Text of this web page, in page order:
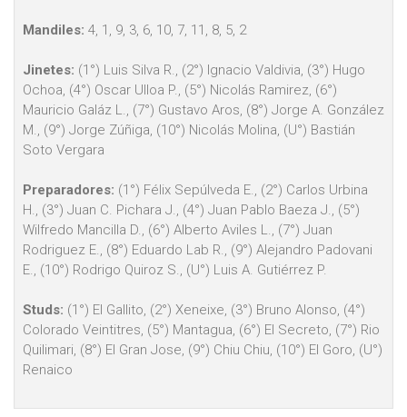
Mandiles: 4, 1, 9, 3, 6, 10, 7, 11, 8, 5, 2
Jinetes: (1°) Luis Silva R., (2°) Ignacio Valdivia, (3°) Hugo
Ochoa, (4°) Oscar Ulloa P., (5°) Nicolás Ramirez, (6°)
Mauricio Galáz L., (7°) Gustavo Aros, (8°) Jorge A. González
M., (9°) Jorge Zúñiga, (10°) Nicolás Molina, (U°) Bastián
Soto Vergara
Preparadores: (1°) Félix Sepúlveda E., (2°) Carlos Urbina
H., (3°) Juan C. Pichara J., (4°) Juan Pablo Baeza J., (5°)
Wilfredo Mancilla D., (6°) Alberto Aviles L., (7°) Juan
Rodriguez E., (8°) Eduardo Lab R., (9°) Alejandro Padovani
E., (10°) Rodrigo Quiroz S., (U°) Luis A. Gutiérrez P.
Studs: (1°) El Gallito, (2°) Xeneixe, (3°) Bruno Alonso, (4°)
Colorado Veintitres, (5°) Mantagua, (6°) El Secreto, (7°) Rio
Quilimari, (8°) El Gran Jose, (9°) Chiu Chiu, (10°) El Goro, (U°)
Renaico